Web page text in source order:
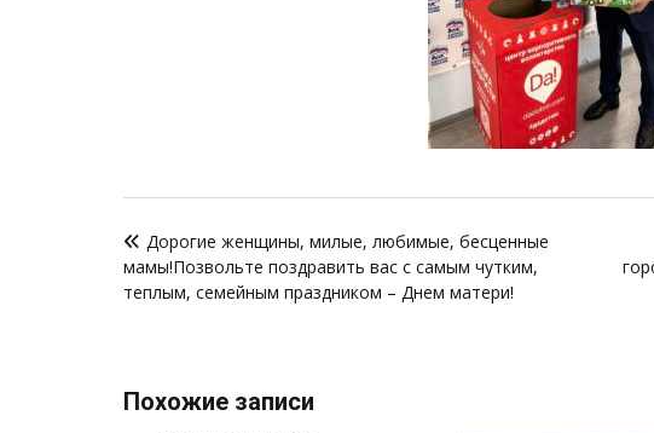
по
записям
Дорогие женщины, милые, любимые, бесценные
мамы!Позвольте поздравить вас с самым чутким,
теплым, семейным праздником – Днем матери!
Похожие записи